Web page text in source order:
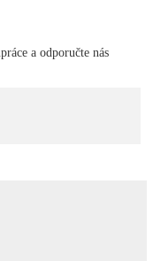
a odporučte nás